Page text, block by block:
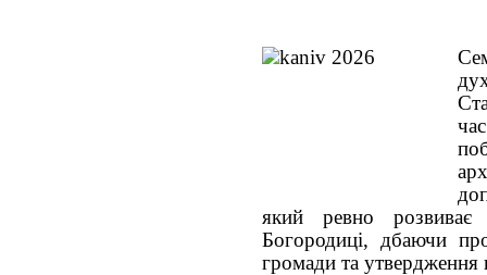
який ревно розвиває
Богородиці, дбаючи
громади та утвердження